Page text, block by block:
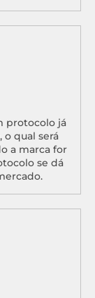
protocolo já
qual será
a marca for
se dá